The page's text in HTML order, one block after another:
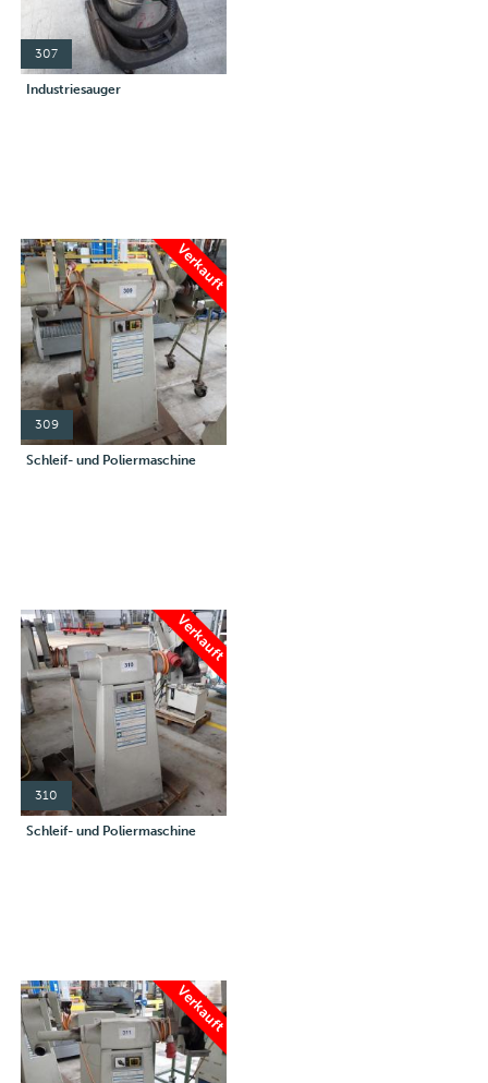
307
Industriesauger
Verkauft
309
Schleif- und Poliermaschine
Verkauft
310
Schleif- und Poliermaschine
Verkauft